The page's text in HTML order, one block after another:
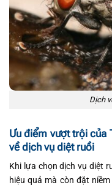
Dịch
Ưu điểm vượt trội của
về dịch vụ diệt ruồi
Khi lựa chọn dịch vụ diệt
hiệu quả mà còn đặt